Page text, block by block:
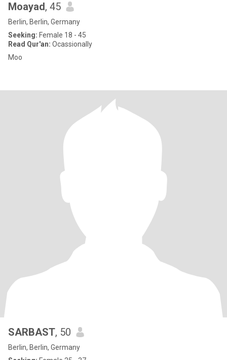
Moayad, 45
Berlin, Berlin, Germany
Seeking: Female 18 - 45
Read Qur'an: Ocassionally
Moo
SARBAST, 50
Berlin, Berlin, Germany